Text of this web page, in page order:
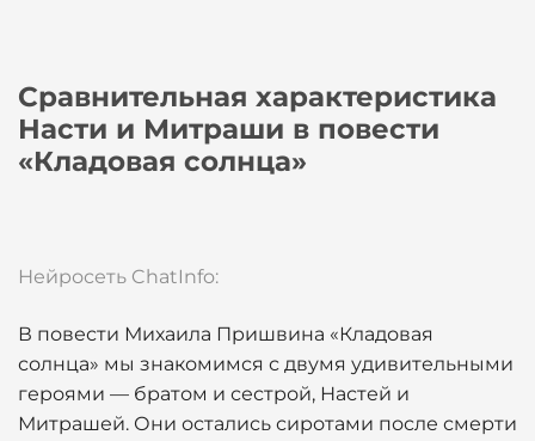
Сравнительная характеристика
Насти и Митраши в повести
«Кладовая солнца»
Нейросеть ChatInfo:
В повести Михаила Пришвина «Кладовая
солнца» мы знакомимся с двумя удивительными
героями — братом и сестрой, Настей и
Митрашей. Они остались сиротами после смерти